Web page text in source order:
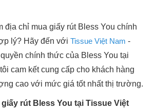
địa chỉ mua giấy rút Bless You chính
lý? Hãy đến với Tissue Việt Nam -
chính thức của Bless You tại
cam kết cung cấp cho khách hàng
cao với mức giá tốt nhất thị trường.
rút Bless You tại Tissue Việt